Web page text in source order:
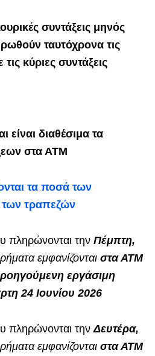
συντάξεις μηνός
ταυτόχρονα τις
κύριες συντάξεις
είναι διαθέσιμα τα
στα ΑΤΜ
τα ποσά των
τραπεζών
πληρώνονται την Πέμπτη,
εμφανίζονται στα ΑΤΜ
εργάσιμη
24 Ιουνίου 2026
πληρώνονται τηνΔευτέρα,
εμφανίζονται στα ΑΤΜ